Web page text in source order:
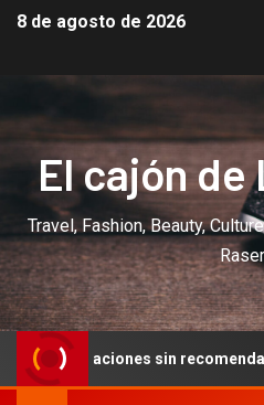
8 de agosto de 2026
El cajón de
Travel, Fashion, Beauty,
recomendarnos canciones